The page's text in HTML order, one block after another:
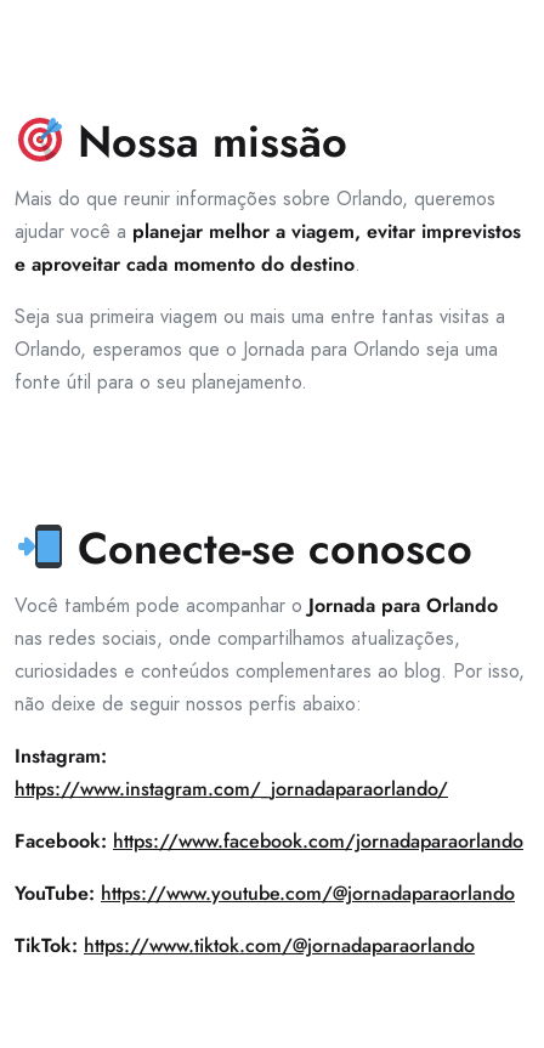
Nossa missão
Mais do que reunir informações sobre Orlando, queremos
ajudar você a planejar melhor a viagem, evitar imprevistos
e aproveitar cada momento do destino.
Seja sua primeira viagem ou mais uma entre tantas visitas a
Orlando, esperamos que o Jornada para Orlando seja uma
fonte útil para o seu planejamento.
Conecte-se conosco
Você também pode acompanhar o Jornada para Orlando
nas redes sociais, onde compartilhamos atualizações,
curiosidades e conteúdos complementares ao blog. Por isso,
não deixe de seguir nossos perfis abaixo:
Instagram:
https://www.instagram.com/_jornadaparaorlando/
Facebook: https://www.facebook.com/jornadaparaorlando
YouTube: https://www.youtube.com/@jornadaparaorlando
TikTok: https://www.tiktok.com/@jornadaparaorlando